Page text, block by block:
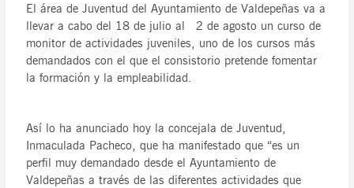
El área de Juventud del Ayuntamiento de Valdepeñas va a
llevar a cabo del 18 de julio al 2 de agosto un curso de
monitor de actividades juveniles, uno de los cursos más
demandados con el que el consistorio pretende fomentar
la formación y la empleabilidad.
Así lo ha anunciado hoy la concejala de Juventud,
Inmaculada Pacheco, que ha manifestado que “es un
perfil muy demandado desde el Ayuntamiento de
Valdepeñas a través de las diferentes actividades que